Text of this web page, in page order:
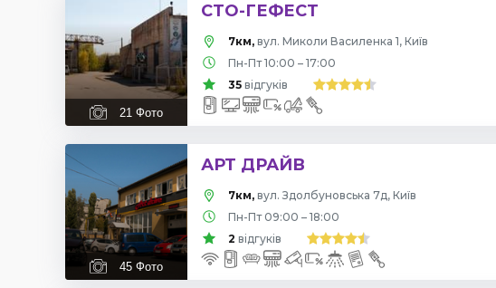
21 Фото
СТО-ГЕФЕСТ
7км, вул. Миколи Василенка 1, Київ
Пн-Пт 10:00 – 17:00
35 відгуків
45 Фото
АРТ ДРАЙВ
7км, вул. Здолбуновська 7д, Київ
Пн-Пт 09:00 – 18:00
2 відгуків